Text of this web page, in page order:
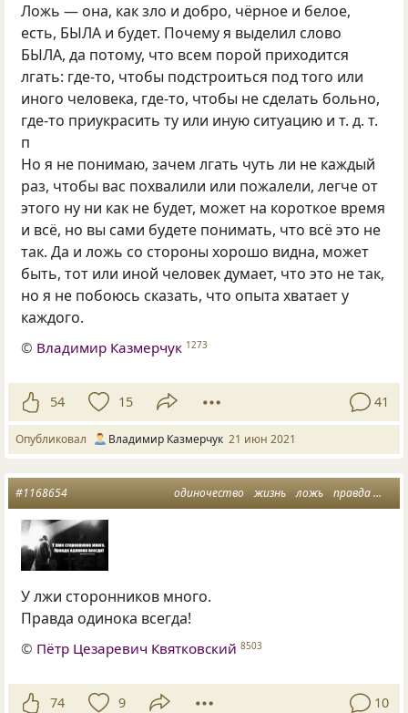
Ложь — она, как зло и добро, чёрное и белое,
есть, БЫЛА и будет. Почему я выделил слово
БЫЛА, да потому, что всем порой приходится
лгать: где-то, чтобы подстроиться под того или
иного человека, где-то, чтобы не сделать больно,
где-то приукрасить ту или иную ситуацию и т. д. т.
п
Но я не понимаю, зачем лгать чуть ли не каждый
раз, чтобы вас похвалили или пожалели, легче от
этого ну ни как не будет, может на короткое время
и всё, но вы сами будете понимать, что всё это не
так. Да и ложь со стороны хорошо видна, может
быть, тот или иной человек думает, что это не так,
но я не побоюсь сказать, что опыта хватает у
каждого.
© Владимир Казмерчук 1273
54 15 41
Опубликовал Владимир Казмерчук 21 июн 2021
одиночество жизнь ложь правда
#1168654
У лжи сторонников много.
Правда одинока всегда!
© Пётр Цезаревич Квятковский 8503
74 9 10